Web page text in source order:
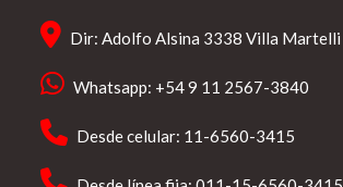
Dir: Adolfo Alsina 3338 Villa Martelli
Whatsapp: +54 9 11 2567-3840
Desde celular: 11-6560-3415